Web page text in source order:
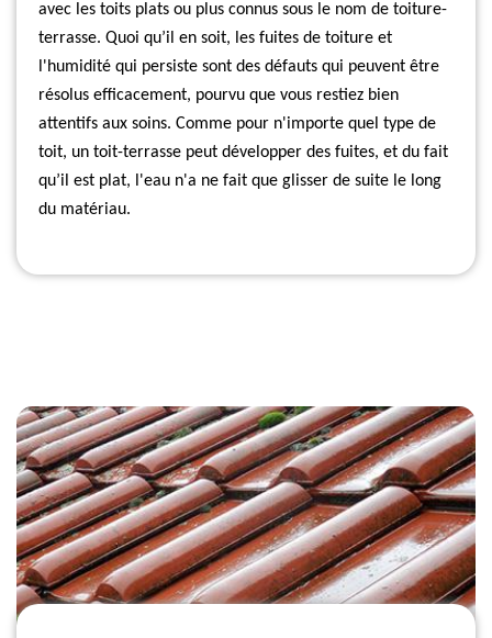
avec les toits plats ou plus connus sous le nom de toiture-
terrasse. Quoi qu’il en soit, les fuites de toiture et
l'humidité qui persiste sont des défauts qui peuvent être
résolus efficacement, pourvu que vous restiez bien
attentifs aux soins. Comme pour n'importe quel type de
toit, un toit-terrasse peut développer des fuites, et du fait
qu’il est plat, l'eau n'a ne fait que glisser de suite le long
du matériau.